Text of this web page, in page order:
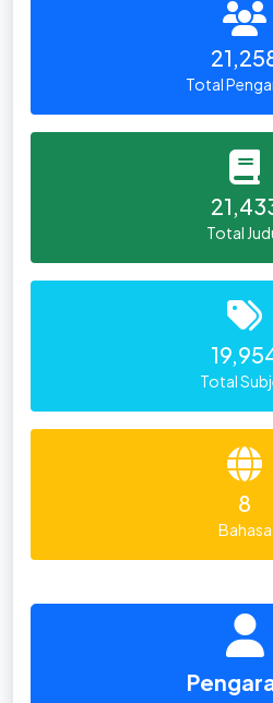
Total
Total
Total
8
Bahasa